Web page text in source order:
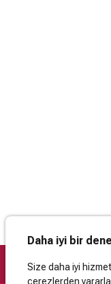
Daha iyi bir
Size daha iyi
çerezlerden